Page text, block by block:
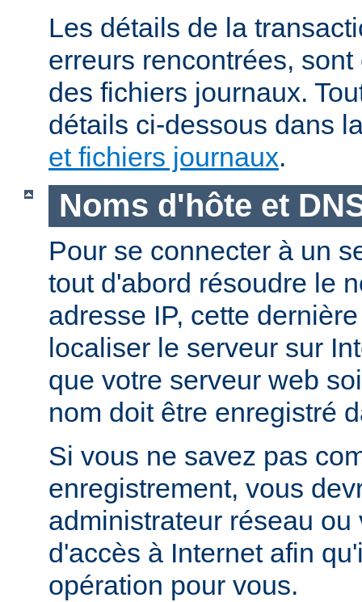
Les détails de la
erreurs rencontrées,
des fichiers journaux.
détails ci-dessous dans
et fichiers journaux.
Noms d'hôte et
Pour se connecter à un
tout d'abord résoudre le
adresse IP, cette
localiser le serveur sur
que votre serveur web
nom doit être enregistré
Si vous ne savez pas
enregistrement, vous
administrateur réseau ou
d'accès à Internet afin
opération pour vous.